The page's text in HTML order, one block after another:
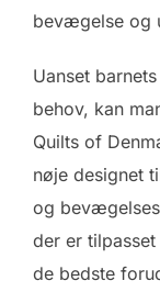
bevægelse og
Uanset
behov, kan
Quilts of
nøje designet
og
der er
de bedste